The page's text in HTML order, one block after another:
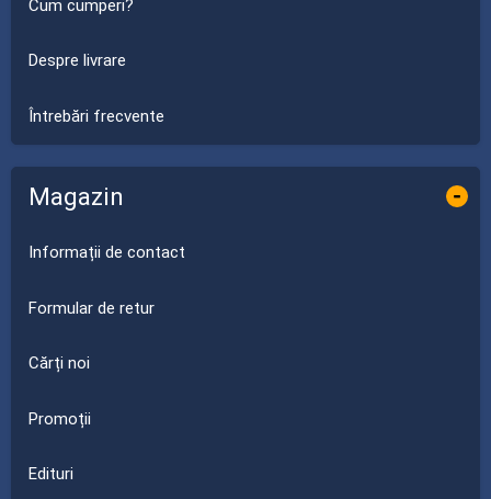
Cum cumperi?
Despre livrare
Întrebări frecvente
Magazin -
Informații de contact
Formular de retur
Cărți noi
Promoții
Edituri